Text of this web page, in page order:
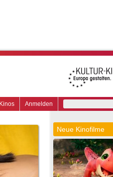
Anmelden
Neue Kinofilme